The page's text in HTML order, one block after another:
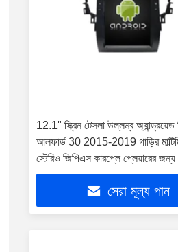
12.1" স্ক্রিন টেসলা উল্লম্ব অ্যান্ড্রয়েড
আলফার্ড 30 2015-2019 গাড়ির
স্টেরিও জিপিএস কারপ্লে প্লেয়ারের জন্য
সেরা মূল্য পান